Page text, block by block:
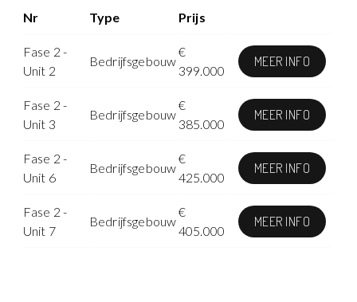
Nr Type Prijs
Fase 2 -
Unit 2
Bedrijfsgebouw
€
399.000
MEER INFO
Fase 2 -
Unit 3
Bedrijfsgebouw
€
385.000
MEER INFO
Fase 2 -
Unit 6
Bedrijfsgebouw
€
425.000
MEER INFO
Fase 2 -
Unit 7
Bedrijfsgebouw
€
405.000
MEER INFO